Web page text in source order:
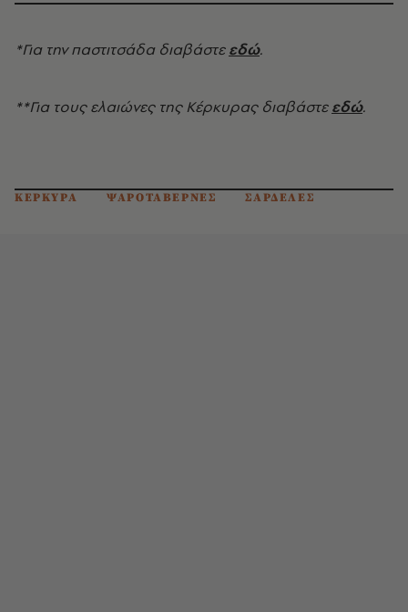
*Για την παστιτσάδα διαβάστεεδώ.
**Για τους ελαιώνες της Κέρκυρας διαβάστεεδώ.
ΚΕΡΚΥΡΑ ΨΑΡΟΤΑΒΕΡΝΕΣ ΣΑΡΔΕΛΕΣ